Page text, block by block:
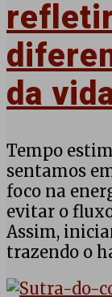
da
Tempo
sentamos
foco na
evitar o
Assim,
trazendo o